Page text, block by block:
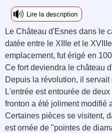
Lire la description
Le Château d'Esnes dans le
datée entre le XIIIe et le
emplacement, fut érigé en
Ce fort deviendra le château
Depuis la révolution, il
L'entrée est entourée de
fronton a été joliment modifié
Certaines pièces se visitent,
est ornée de "pointes de